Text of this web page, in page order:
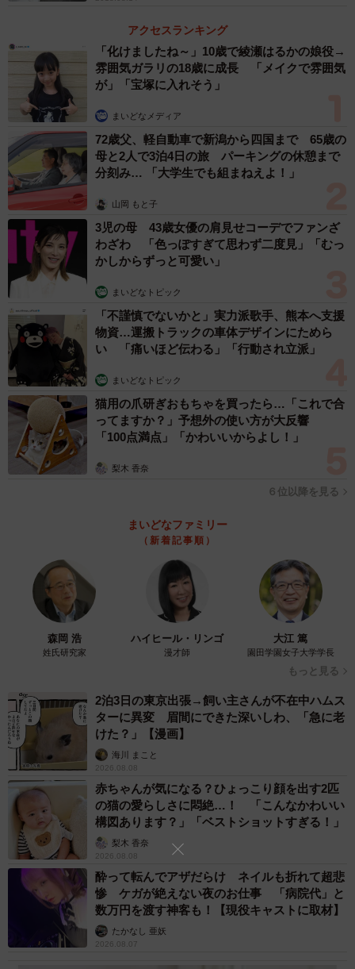
4/5
おにぎりを作る山中竜也さん＝大阪市北区
イチ押しの「乱王（らんおう）醤油漬け」は、現役時代
にタンパク質補給のためよく食べたという卵黄の醤油漬け
を応用。大分県産の卵の黄身をだし醤油に漬け込み、うま
みたっぷりの卵ご飯風に仕上げる。「米は山形県産つや
姫。３種のブレンド塩を使ってふんわり握る」とこだわり
は強い。午後３時に出勤して準備をし、午前３時の閉店ま
でカウンターに立つ。「長谷川さんに『世界戦の前と同じ
くらいしんどいと思うけど頑張れ』と言われ心構えしてい
たので、さほどしんどくはない」と前向きだ。
5/5
目下の目標は「母に家を建ててあげたい。ボクサーとし
てはかなえられなかったので。そして、おにぎりで１人で
も多くのお客さんを幸せにしたい」と。リングで戦った両
手で握るおにぎりは、孝行息子の愛情がこもった優しい味
だ。
（デイリースポーツ・中野 裕美子）
アクセスランキング
「化けましたね～」10歳で綾瀬はるかの娘役→
雰囲気ガラリの18歳に成長 「メイクで雰囲気
が」「宝塚に入れそう」
まいどなメディア
72歳父、軽自動車で新潟から四国まで 65歳の
母と2人で3泊4日の旅 パーキングの休憩まで
分刻み… 「大学生でも組まねえよ！」
山岡 もと子
3児の母 43歳女優の肩見せコーデでファンざ
わざわ 「色っぽすぎて思わず二度見」「むっ
かしからずっと可愛い」
まいどなトピック
「不謹慎でないかと」実力派歌手、熊本へ支援
物資…運搬トラックの車体デザインにためら
い 「痛いほど伝わる」「行動され立派」
まいどなトピック
猫用の爪研ぎおもちゃを買ったら…「これで合
ってますか？」予想外の使い方が大反響
「100点満点」「かわいいからよし！」
梨木 香奈
６位以降を見る
まいどなファミリー
（新着記事順）
森岡 浩
姓氏研究家
ハイヒール・リンゴ
漫才師
大江 篤
園田学園女子大学学長
もっと見る
2泊3日の東京出張→飼い主さんが不在中ハムス
ターに異変 眉間にできた深いしわ、「急に老
けた？」【漫画】
海川 まこと
2026.08.08
赤ちゃんが気になる？ひょっこり顔を出す2匹
の猫の愛らしさに悶絶…！ 「こんなかわいい
構図あります？」「ベストショットすぎる！」
梨木 香奈
2026.08.08
酔って転んでアザだらけ ネイルも折れて超悲
惨 ケガが絶えない夜のお仕事 「病院代」と
数万円を渡す神客も！【現役キャストに取材】
たかなし 亜妖
2026.08.07